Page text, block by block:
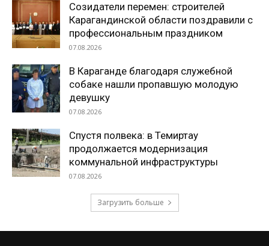
Созидатели перемен: строителей
Карагандинской области поздравили с
профессиональным праздником
07.08.2026
В Караганде благодаря служебной
собаке нашли пропавшую молодую
девушку
07.08.2026
Спустя полвека: в Темиртау
продолжается модернизация
коммунальной инфраструктуры
07.08.2026
Загрузить больше